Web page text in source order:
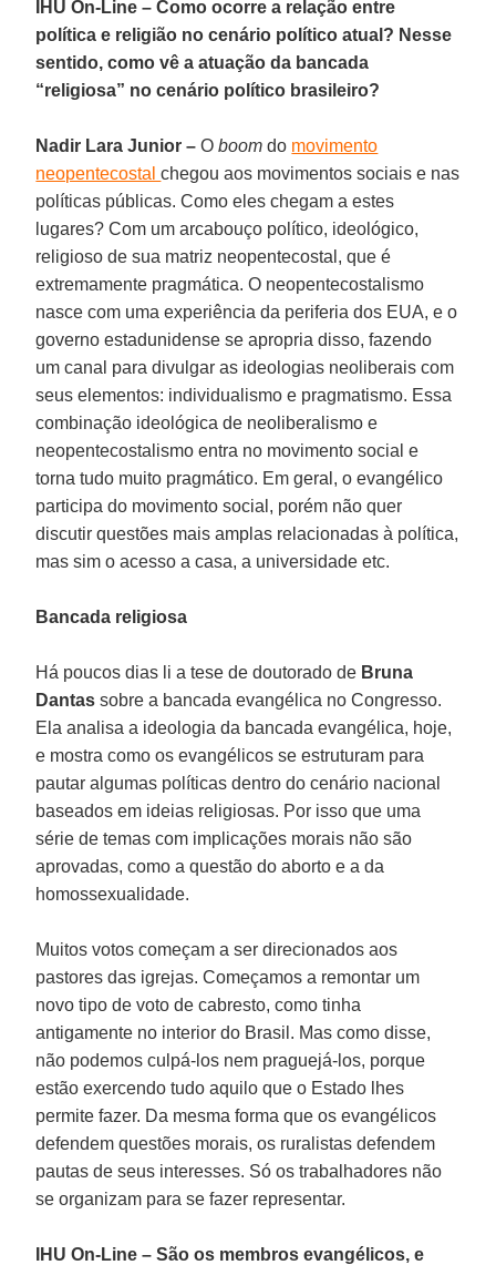
IHU On-Line – Como ocorre a relação entre
política e religião no cenário político atual? Nesse
sentido, como vê a atuação da bancada
“religiosa” no cenário político brasileiro?
Nadir LaraJunior–Oboomdo movimento
neopentecostalchegou aos movimentos sociais e nas
políticas públicas. Como eles chegam a estes
lugares? Com um arcabouço político, ideológico,
religioso de sua matriz neopentecostal, que é
extremamente pragmática. O neopentecostalismo
nasce com uma experiência da periferia dos EUA, e o
governo estadunidense se apropria disso, fazendo
um canal para divulgar as ideologias neoliberais com
seus elementos: individualismo e pragmatismo. Essa
combinação ideológica de neoliberalismo e
neopentecostalismo entra no movimento social e
torna tudo muito pragmático. Em geral, o evangélico
participa do movimento social, porém não quer
discutir questões mais amplas relacionadas à política,
mas sim o acesso a casa, a universidade etc.
Bancada religiosa
Há poucos dias li a tese de doutorado de Bruna
Dantas sobre a bancada evangélica no Congresso.
Ela analisa a ideologia da bancada evangélica, hoje,
e mostra como os evangélicos se estruturam para
pautar algumas políticas dentro do cenário nacional
baseados em ideias religiosas. Por isso que uma
série de temas com implicações morais não são
aprovadas, como a questão do aborto e a da
homossexualidade.
Muitos votos começam a ser direcionados aos
pastores das igrejas. Começamos a remontar um
novo tipo de voto de cabresto, como tinha
antigamente no interior do Brasil. Mas como disse,
não podemos culpá-los nem praguejá-los, porque
estão exercendo tudo aquilo que o Estado lhes
permite fazer. Da mesma forma que os evangélicos
defendem questões morais, os ruralistas defendem
pautas de seus interesses. Só os trabalhadores não
se organizam para se fazer representar.
IHU On-Line – São os membros evangélicos, e